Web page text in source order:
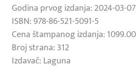
Godina prvog izdanja: 2024-03-07
ISBN: 978-86-521-5091-5
Cena štampanog izdanja:
Broj strana: 312
Izdavač: Laguna